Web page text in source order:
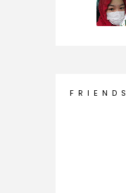
F R I E N D S